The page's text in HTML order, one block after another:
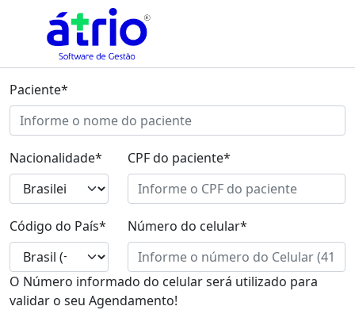
Paciente*
Nacionalidade* CPF do paciente*
Código do País* Número do celular*
O Número informado do celular será utilizado para
validar o seu Agendamento!